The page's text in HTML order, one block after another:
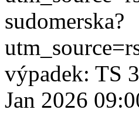
sudomerska?
výpadek: TS
Jan 2026